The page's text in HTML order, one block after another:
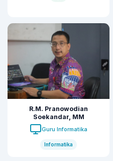
R.M. Pranowodian
Soekandar, MM
Guru Informatika
Informatika